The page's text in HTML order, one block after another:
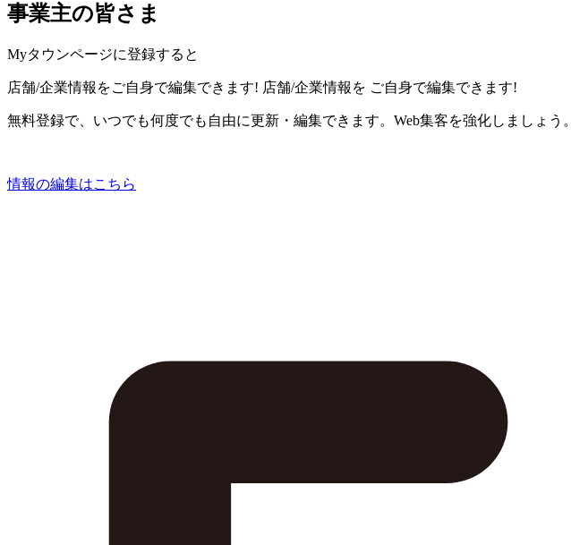
事業主の皆さま
Myタウンページに登録すると
店舗/企業情報をご自身で編集できます! 店舗/企業情報を ご自身で編集できます!
無料登録で、いつでも何度でも自由に更新・編集できます。Web集客を強化しましょう。
情報の編集はこちら